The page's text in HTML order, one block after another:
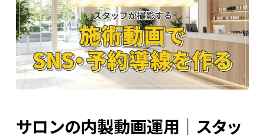
オリジナルアプリ
プッシュ通知
ポイント機能
データ分析
サロンの内製動画運用｜スタッ